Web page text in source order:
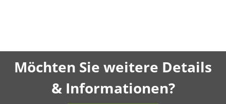
Möchten Sie weitere Details
& Informationen?